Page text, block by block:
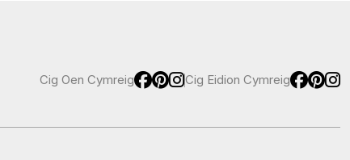
Cig Oen Cymreig Cig Eidion Cymreig